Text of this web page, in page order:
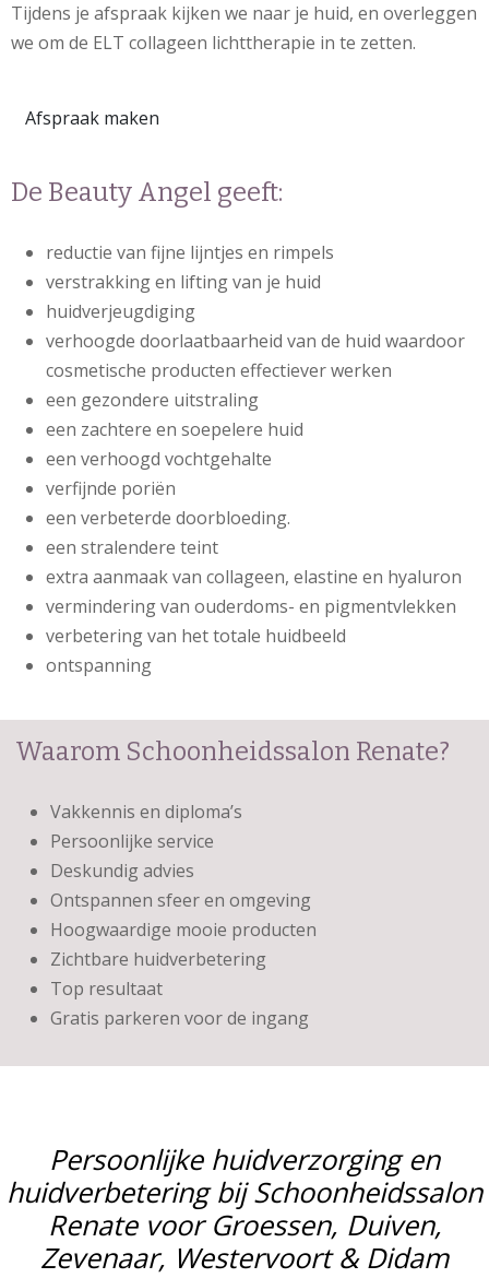
Tijdens je afspraak kijken we naar je huid, en overleggen
we om de ELT collageen lichttherapie in te zetten.
Afspraak maken
De Beauty Angel geeft:
reductie van fijne lijntjes en rimpels
verstrakking en lifting van je huid
huidverjeugdiging
verhoogde doorlaatbaarheid van de huid waardoor
cosmetische producten effectiever werken
een gezondere uitstraling
een zachtere en soepelere huid
een verhoogd vochtgehalte
verfijnde poriën
een verbeterde doorbloeding.
een stralendere teint
extra aanmaak van collageen, elastine en hyaluron
vermindering van ouderdoms- en pigmentvlekken
verbetering van het totale huidbeeld
ontspanning
Waarom Schoonheidssalon Renate?
Vakkennis en diploma’s
Persoonlijke service
Deskundig advies
Ontspannen sfeer en omgeving
Hoogwaardige mooie producten
Zichtbare huidverbetering
Top resultaat
Gratis parkeren voor de ingang
Persoonlijke huidverzorging en
huidverbetering bij Schoonheidssalon
Renate voor Groessen, Duiven,
Zevenaar, Westervoort & Didam